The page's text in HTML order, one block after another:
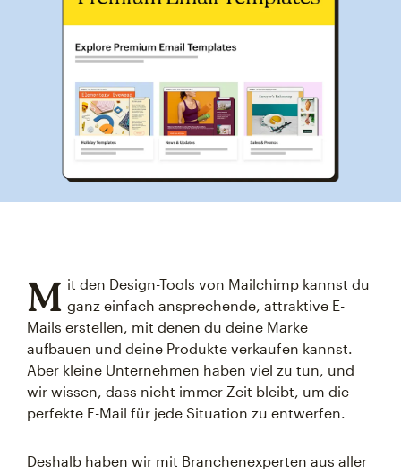
M it den Design-Tools von Mailchimp kannst du
ganz einfach ansprechende, attraktive E-
Mails erstellen, mit denen du deine Marke
aufbauen und deine Produkte verkaufen kannst.
Aber kleine Unternehmen haben viel zu tun, und
wir wissen, dass nicht immer Zeit bleibt, um die
perfekte E-Mail für jede Situation zu entwerfen.
Deshalb haben wir mit Branchenexperten aus aller